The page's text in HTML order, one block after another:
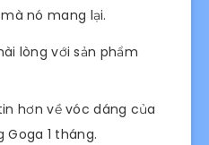
nó mang lại.
lòng với sản phẩm
hơn về vóc dáng của
Goga 1 tháng.